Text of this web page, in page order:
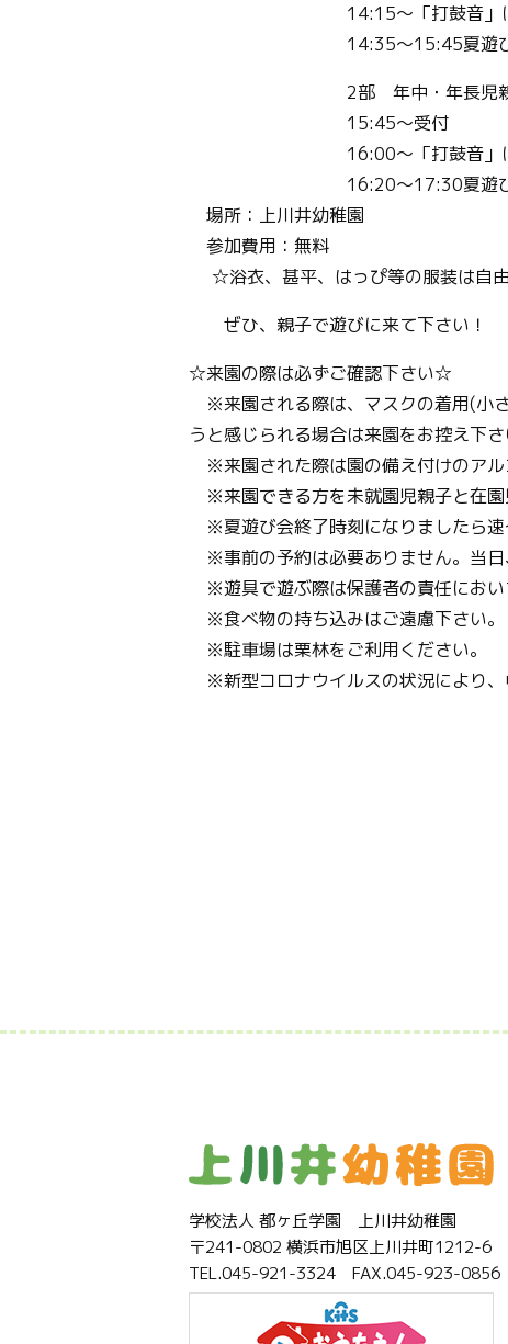
14:15～「打鼓音」による和
14:35～15:45夏遊び
2部 年中・年長児親
15:45～受付
16:00～「打鼓音」による和
16:20～17:30
場所：上川井幼稚園
参加費用：無料
☆浴衣、甚平、はっぴ等の服装は自由
ぜひ、親子で遊びに来て下さい！
☆来園の際は必ずご確認下さい☆
※来園される際は、マスクの着用(小
うと感じられる場合は来園をお控え下さ
※来園された際は園の備え付けのアル
※来園できる方を未就園児親子と在園
※夏遊び会終了時刻になりましたら速
※事前の予約は必要ありません。当日
※遊具で遊ぶ際は保護者の責任におい
※食べ物の持ち込みはご遠慮下さい。
※駐車場は栗林をご利用ください。
※新型コロナウイルスの状況により、
学校法人 都ヶ丘学園 上川井幼稚園
〒241-0802 横浜市旭区上川井町1212-6
TEL.045-921-3324 FAX.045-923-0856